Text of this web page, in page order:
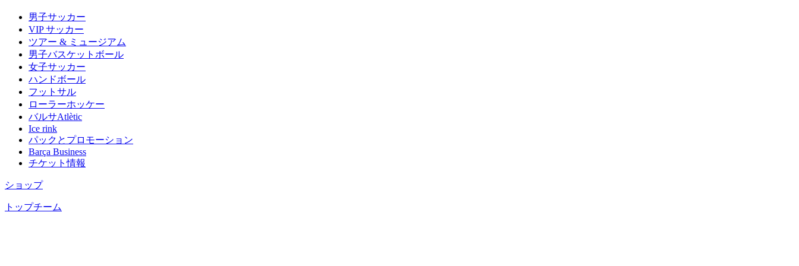
男子サッカー
VIP サッカー
ツアー & ミュージアム
男子バスケットボール
女子サッカー
ハンドボール
フットサル
ローラーホッケー
バルサAtlètic
Ice rink
パックとプロモーション
Barça Business
チケット情報
ショップ
トップチーム